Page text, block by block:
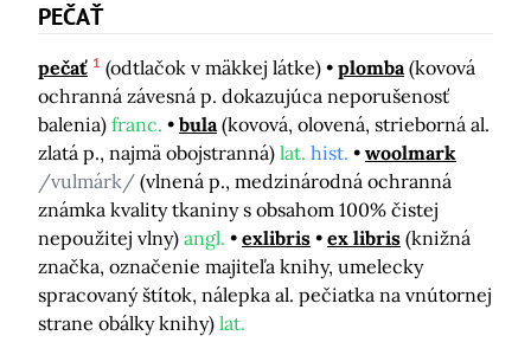
PEČAŤ
pečať 1 (odtlačok v mäkkej látke) plomba (kovová
ochranná závesná p. dokazujúca neporušenosť
balenia) franc. bula (kovová, olovená, strieborná al.
zlatá p., najmä obojstranná) lat. hist.
woolmark
/vulmárk/ (vlnená p., medzinárodná ochranná
známka kvality tkaniny s obsahom 100% čistej
nepoužitej vlny) angl. exlibris ex libris (knižná
značka, označenie majiteľa knihy, umelecky
spracovaný štítok, nálepka al. pečiatka na vnútornej
strane obálky knihy) lat.